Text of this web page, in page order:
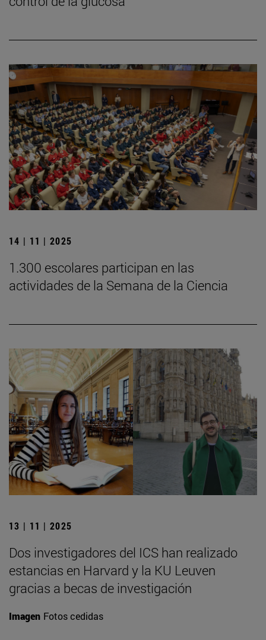
14 | 11 | 2025
1.300 escolares participan en las
actividades de la Semana de la Ciencia
13 | 11 | 2025
Dos investigadores del ICS han realizado
estancias en Harvard y la KU Leuven
gracias a becas de investigación
Imagen Fotos cedidas